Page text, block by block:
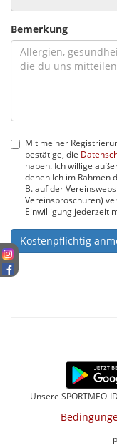
Bemerkung
Mit meiner
bestätige, die
haben. Ich willige
denen Ich im Rahmen
B. auf der
Vereinsbroschüren)
Einwilligung jederzeit
Kostenpflichtig
Unsere